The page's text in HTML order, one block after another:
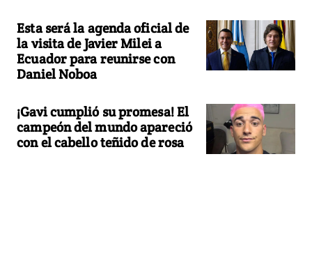
Esta será la agenda oficial de
la visita de Javier Milei a
Ecuador para reunirse con
Daniel Noboa
¡Gavi cumplió su promesa! El
campeón del mundo apareció
con el cabello teñido de rosa